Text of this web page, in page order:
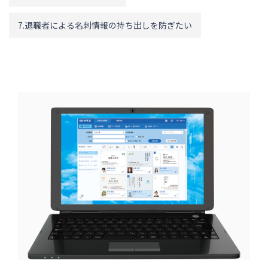
7.退職者による名刺情報の持ち出しを防ぎたい